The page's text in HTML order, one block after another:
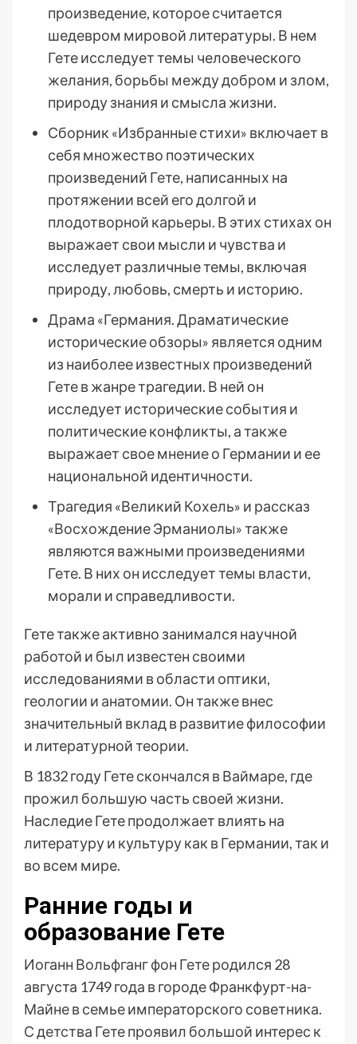
произведение, которое считается
шедевром мировой литературы. В нем
Гете исследует темы человеческого
желания, борьбы между добром и злом,
природу знания и смысла жизни.
Сборник «Избранные стихи» включает в
себя множество поэтических
произведений Гете, написанных на
протяжении всей его долгой и
плодотворной карьеры. В этих стихах он
выражает свои мысли и чувства и
исследует различные темы, включая
природу, любовь, смерть и историю.
Драма «Германия. Драматические
исторические обзоры» является одним
из наиболее известных произведений
Гете в жанре трагедии. В ней он
исследует исторические события и
политические конфликты, а также
выражает свое мнение о Германии и ее
национальной идентичности.
Трагедия «Великий Кохель» и рассказ
«Восхождение Эрманиолы» также
являются важными произведениями
Гете. В них он исследует темы власти,
морали и справедливости.
Гете также активно занимался научной
работой и был известен своими
исследованиями в области оптики,
геологии и анатомии. Он также внес
значительный вклад в развитие философии
и литературной теории.
В 1832 году Гете скончался в Ваймаре, где
прожил большую часть своей жизни.
Наследие Гете продолжает влиять на
литературу и культуру как в Германии, так и
во всем мире.
Ранние годы и
образование Гете
Иоганн Вольфганг фон Гете родился 28
августа 1749 года в городе Франкфурт-на-
Майне в семье императорского советника.
С детства Гете проявил большой интерес к